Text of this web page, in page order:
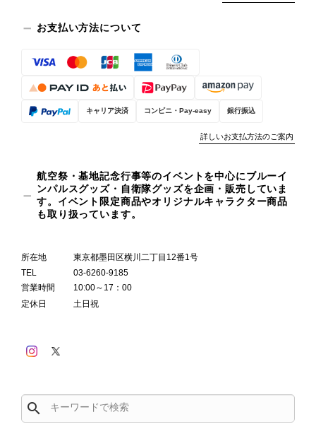
お支払い方法について
キャリア決済 コンビニ・Pay-easy 銀行振込
詳しいお支払方法のご案内
航空祭・基地記念行事等のイベントを中心にブルーイ
ンパルスグッズ・自衛隊グッズを企画・販売していま
す。イベント限定商品やオリジナルキャラクター商品
も取り扱っています。
所在地
東京都墨田区横川二丁目12番1号
TEL
03-6260-9185
営業時間
10:00～17：00
定休日
土日祝
search